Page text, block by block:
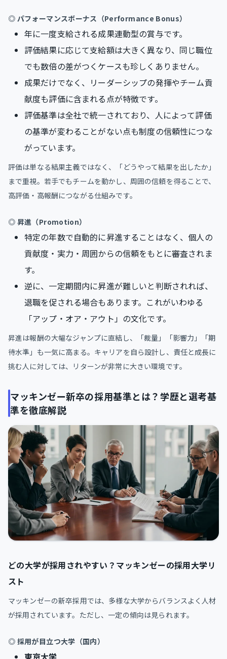
◎ パフォーマンスボーナス（Performance Bonus）
年に一度支給される成果連動型の賞与です。
評価結果に応じて支給額は大きく異なり、同じ職位
でも数倍の差がつくケースも珍しくありません。
成果だけでなく、リーダーシップの発揮やチーム貢
献度も評価に含まれる点が特徴です。
評価基準は全社で統一されており、人によって評価
の基準が変わることがない点も制度の信頼性につな
がっています。
評価は単なる結果主義ではなく、「どうやって結果を出したか」
まで重視。若手でもチームを動かし、周囲の信頼を得ることで、
高評価・高報酬につながる仕組みです。
◎ 昇進（Promotion）
特定の年数で自動的に昇進することはなく、個人の
貢献度・実力・周囲からの信頼をもとに審査されま
す。
逆に、一定期間内に昇進が難しいと判断されれば、
退職を促される場合もあります。これがいわゆる
「アップ・オア・アウト」の文化です。
昇進は報酬の大幅なジャンプに直結し、「裁量」「影響力」「期
待水準」も一気に高まる。キャリアを自ら設計し、責任と成長に
挑む人に対しては、リターンが非常に大きい環境です。
マッキンゼー新卒の採用基準とは？学歴と選考基
準を徹底解説
どの大学が採用されやすい？マッキンゼーの採用大学リ
スト
マッキンゼーの新卒採用では、多様な大学からバランスよく人材
が採用されています。ただし、一定の傾向は見られます。
◎ 採用が目立つ大学（国内）
東京大学